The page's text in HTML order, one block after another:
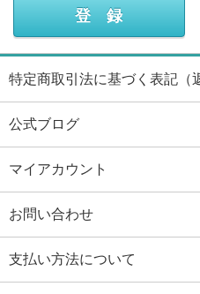
特定商取引法に基づく表記（
公式ブログ
マイアカウント
お問い合わせ
支払い方法について